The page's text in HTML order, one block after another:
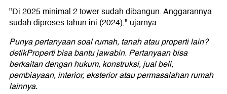
"Di 2025 minimal 2 tower sudah dibangun. Anggarannya
sudah diproses tahun ini (2024)," ujarnya.
Punya pertanyaan soal rumah, tanah atau properti lain?
detikProperti bisa bantu jawabin. Pertanyaan bisa
berkaitan dengan hukum, konstruksi, jual beli,
pembiayaan, interior, eksterior atau permasalahan rumah
lainnya.